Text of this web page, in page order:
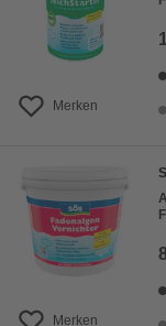
Merken
Merken